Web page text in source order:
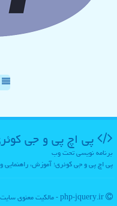
پی اچ پی و جی
برنامه نویسی تحت وب
پی اچ پی و جی کوئری؛ آموزش،